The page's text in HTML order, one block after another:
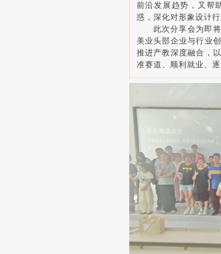
前沿发展趋势，又帮
惑，深化对形象设计
此次分享会为即
美业头部企业与行业
推进产教深度融合，
准赛道、顺利就业、